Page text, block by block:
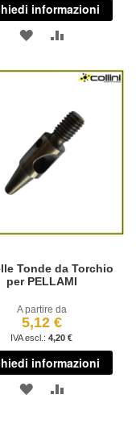
informazioni
AGGIUNGI
DESIDERI
Tonde da Torchio
per PELLAMI
A partire da
5,12 €
4,20 €
informazioni
AGGIUNGI